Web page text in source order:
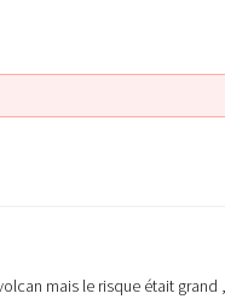
mais le risque était grand